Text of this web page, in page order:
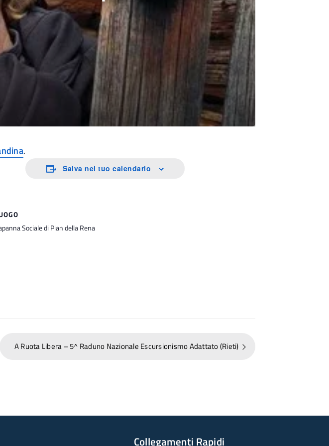
.
Salva nel tuo calendario
Sociale di Pian della Rena
A Ruota Libera – 5^ Raduno Nazionale Escursionismo Adattato (Rieti)
Collegamenti Rapidi